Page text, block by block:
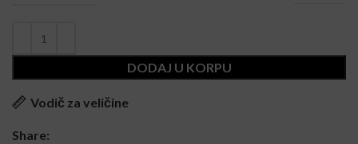
DODAJ U KORPU
Vodič za veličine
Share: